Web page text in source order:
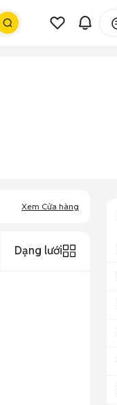
Xem Cửa hàng
Dạng lưới